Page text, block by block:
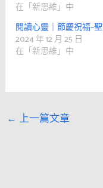
在「新思維」中
閱讀心靈｜節慶祝福–
2024 年 12 月 25 日
在「新思維」中
← 上一篇文章